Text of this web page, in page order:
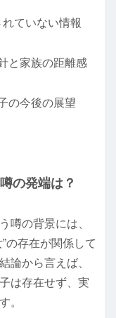
ていない情報
と家族の距離感
の今後の展望
の発端は？
噂の背景には、
の存在が関係して
論から言えば、
は存在せず、実
。